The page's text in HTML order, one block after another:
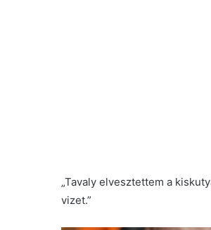
„Tavaly elvesztettem a
vizet.”